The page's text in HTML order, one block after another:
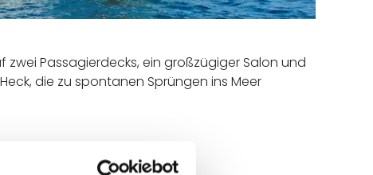
Passagierdecks, ein großzügiger Salon und
die zu spontanen Sprüngen ins Meer